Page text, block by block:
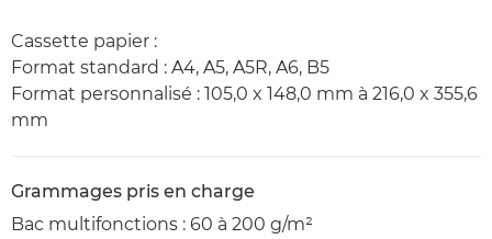
Cassette papier :
Format standard : A4, A5, A5R, A6, B5
Format personnalisé : 105,0 x 148,0 mm à 216,0 x 355,6
mm
Grammages pris en charge
Bac multifonctions : 60 à 200 g/m²